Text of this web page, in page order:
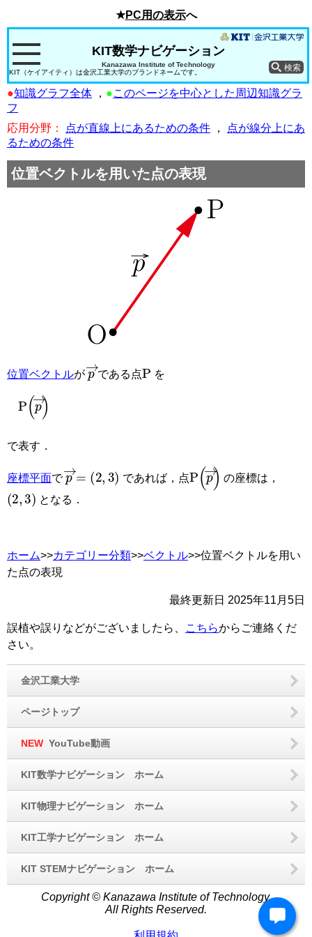
★PC用の表示へ
Kanazawa Institute of Technology
KIT数学ナビゲーション
KIT（ケイアイティ）は金沢工業大学のブランドネームです。
●知識グラフ全体 ， ●このページを中心とした周辺知識グラ
フ
応用分野：
点が直線上にあるための条件 ，
点が線分上にあ
るための条件
位置ベクトルを用いた点の表現
位置ベクトルが
p→
である点
P
を
P p→
で表す．
座標平面で
p→ =2 3
であれば，点
P p→
の座標は，
2, 3
となる．
ホーム>>カテゴリー分類>>ベクトル>>位置ベクトルを用い
た点の表現
最終更新日 2025年11月5日
誤植や誤りなどがございましたら、 こちらからご連絡くだ
さい。
金沢工業大学
ページトップ
NEW YouTube動画
KIT数学ナビゲーション ホーム
KIT物理ナビゲーション ホーム
KIT工学ナビゲーション ホーム
KIT STEMナビゲーション ホーム
Copyright © Kanazawa Institute of Technology.
All Rights Reserved.